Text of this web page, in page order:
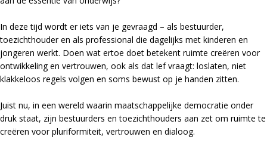
In deze tijd wordt er iets van je gevraagd – als bestuurder,
toezichthouder en als professional die dagelijks met kinderen en
jongeren werkt. Doen wat ertoe doet betekent ruimte creëren voor
ontwikkeling en vertrouwen, ook als dat lef vraagt: loslaten, niet
klakkeloos regels volgen en soms bewust op je handen zitten.
Juist nu, in een wereld waarin maatschappelijke democratie onder
druk staat, zijn bestuurders en toezichthouders aan zet om ruimte te
creëren voor pluriformiteit, vertrouwen en dialoog.